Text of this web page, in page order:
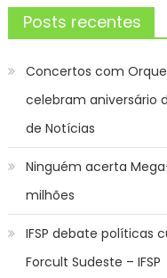
Posts recentes
Concertos com
celebram aniversário
de Notícias
Ninguém acerta
milhões
IFSP debate políticas
Forcult Sudeste – IFSP